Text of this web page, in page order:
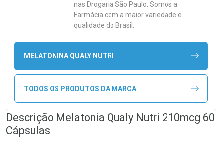
nas Drogaria São Paulo. Somos a
Farmácia com a maior variedade e
qualidade do Brasil.
MELATONINA QUALY NUTRI
TODOS OS PRODUTOS DA MARCA
Descrição Melatonia Qualy Nutri 210mcg 60
Cápsulas